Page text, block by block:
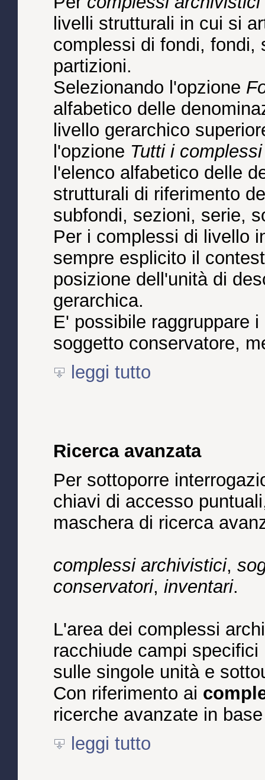
livelli strutturali in cui si
complessi di fondi, fondi,
partizioni.
Selezionando l'opzione
alfabetico delle
livello gerarchico
l'opzione Tutti i complessi
l'elenco alfabetico delle
strutturali di riferimento
subfondi, sezioni, serie,
Per i complessi di livello
sempre esplicito il
posizione dell'unità di
gerarchica.
E' possibile raggruppare
soggetto conservatore,
leggi tutto
Ricerca avanzata
Per sottoporre
chiavi di accesso
maschera di ricerca
complessi archivistici,
conservatori, inventari.
L'area dei complessi
racchiude campi
sulle singole unità e
Con riferimento ai
ricerche avanzate in
leggi tutto